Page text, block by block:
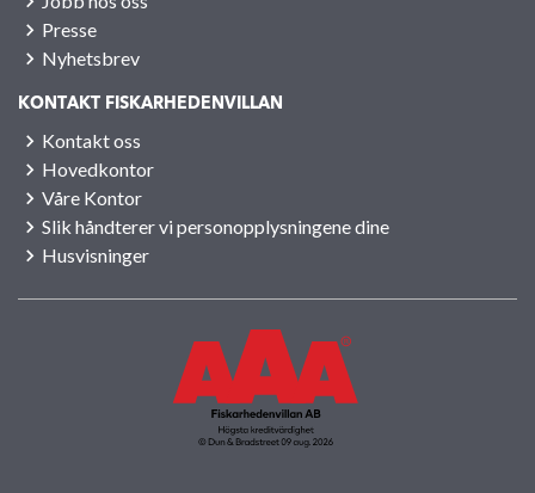
Presse
Nyhetsbrev
KONTAKT FISKARHEDENVILLAN
Kontakt oss
Hovedkontor
Våre Kontor
Slik håndterer vi personopplysningene dine
Husvisninger